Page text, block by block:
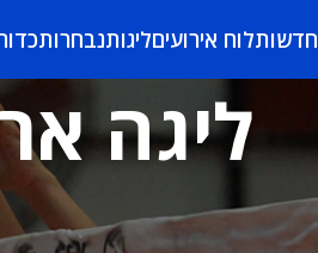
חדשותלוח אירועיםליגותנבחרות
ליגה